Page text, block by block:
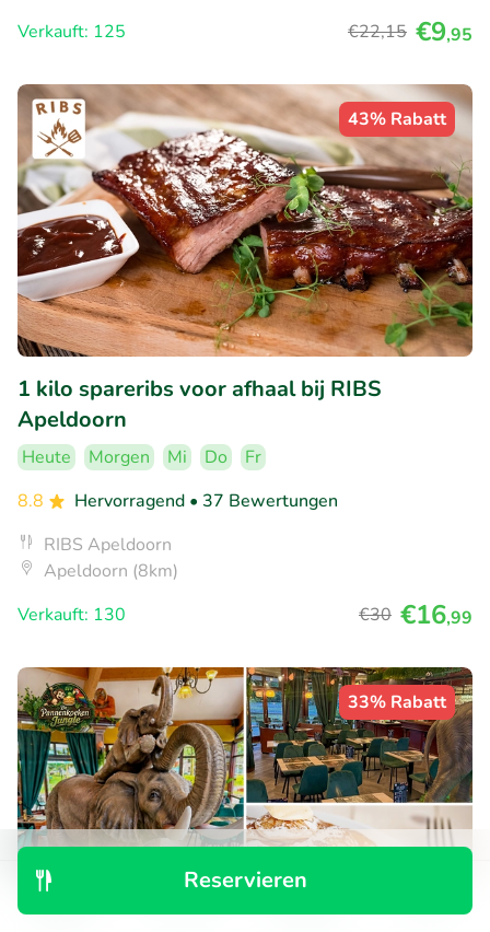
Reservieren
Verkauft: 125
€22,15 €9,95
43% Rabatt
1 kilo spareribs voor afhaal bij RIBS
Apeldoorn
Heute Morgen Mi Do
Fr
8.8
Hervorragend • 37 Bewertungen
RIBS Apeldoorn
Apeldoorn (8km)
Verkauft: 130
€30 €16,99
33% Rabatt